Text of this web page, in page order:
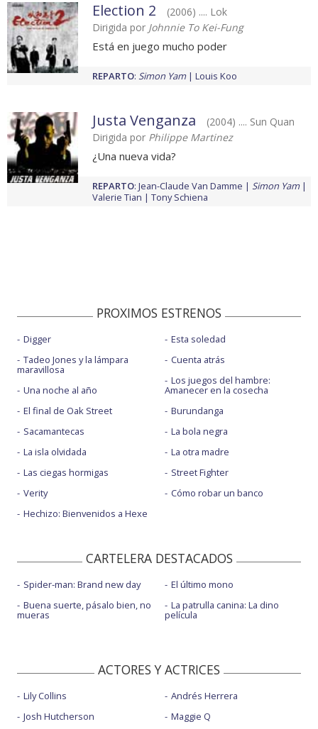
Election 2
(2006) .... Lok
Dirigida por Johnnie To Kei-Fung
Está en juego mucho poder
REPARTO: Simon Yam Louis Koo
Justa Venganza
(2004) .... Sun Quan
Dirigida por Philippe Martinez
¿Una nueva vida?
REPARTO: Jean-Claude Van Damme
Simon Yam
Valerie Tian
Tony Schiena
PROXIMOS ESTRENOS
Digger
Tadeo Jones y la lámpara
maravillosa
Una noche al año
El final de Oak Street
Sacamantecas
La isla olvidada
Las ciegas hormigas
Verity
Hechizo: Bienvenidos a Hexe
Esta soledad
Cuenta atrás
Los juegos del hambre:
Amanecer en la cosecha
Burundanga
La bola negra
La otra madre
Street Fighter
Cómo robar un banco
CARTELERA DESTACADOS
Spider-man: Brand new day
Buena suerte, pásalo bien, no
mueras
El último mono
La patrulla canina: La dino
película
ACTORES Y ACTRICES
Lily Collins
Josh Hutcherson
Andrés Herrera
Maggie Q